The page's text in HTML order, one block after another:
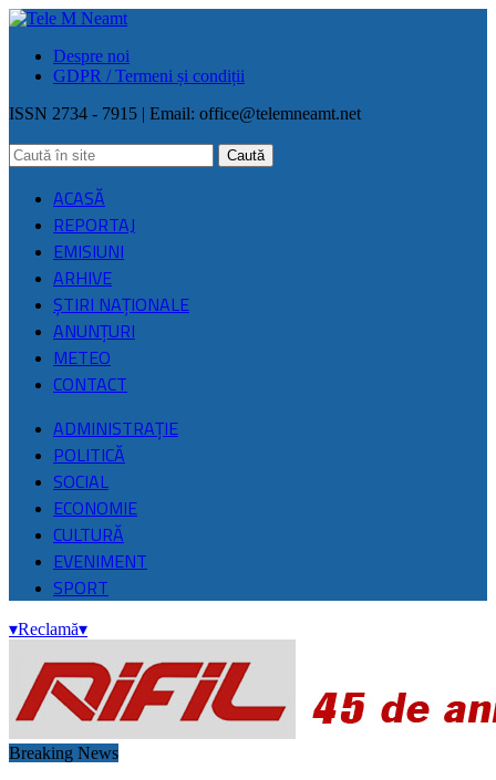
Despre noi
GDPR / Termeni și condiții
ISSN 2734 - 7915 | Email: office@telemneamt.net
ACASĂ
REPORTAJ
EMISIUNI
ARHIVE
ŞTIRI NAŢIONALE
ANUNȚURI
METEO
CONTACT
ADMINISTRAȚIE
POLITICĂ
SOCIAL
ECONOMIE
CULTURĂ
EVENIMENT
SPORT
▾Reclamă▾
Breaking News